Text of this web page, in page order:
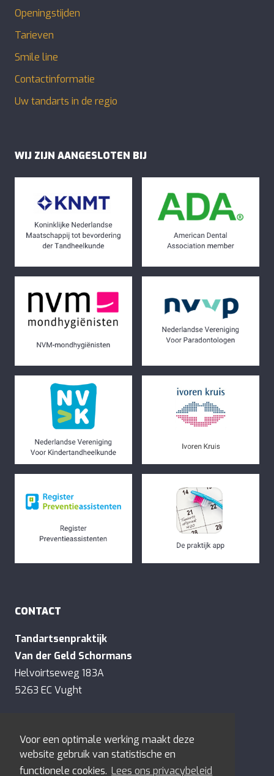
Voor een optimale werking maakt deze
website gebruik van statistische en
functionele cookies. Lees ons privacybeleid
Openingstijden
Tarieven
Smile line
Contactinformatie
Uw tandarts in de regio
WIJ ZIJN AANGESLOTEN BIJ
CONTACT
Tandartsenpraktijk
Van der Geld Schormans
Helvoirtseweg 183A
5263 EC Vught
T:073-6577128